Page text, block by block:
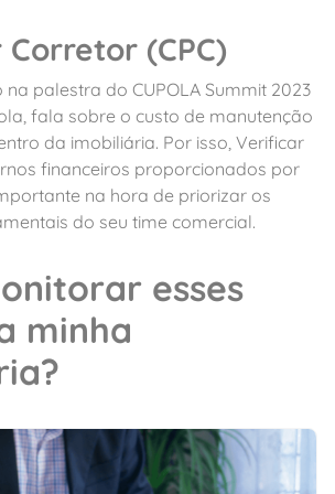
Corretor (CPC)
na palestra do CUPOLA Summit 2023
fala sobre o custo de manutenção
da imobiliária. Por isso, Verificar
financeiros proporcionados por
na hora de priorizar os
do seu time comercial.
esses
minha